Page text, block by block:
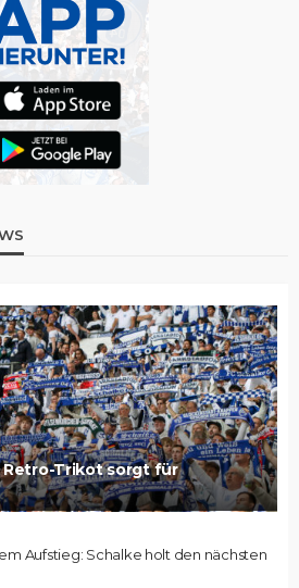
Retro-Trikot sorgt für
Aufstieg: Schalke holt den nächsten